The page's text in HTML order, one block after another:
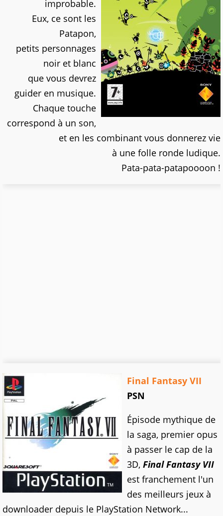
improbable.
Eux, ce sont les
Patapon,
petits personnages
noir et blanc
que vous devrez
guider en musique.
Chaque touche
correspond à un son,
et en les combinant vous donnerez vie
à une folle ronde ludique.
Pata-pata-patapoooon !
Final Fantasy VII
PSN
Épisode mythique de
la saga, premier opus
à passer le cap de la
3D, Final Fantasy VII
est franchement l'un
des meilleurs jeux à
downloader depuis le PlayStation Network...